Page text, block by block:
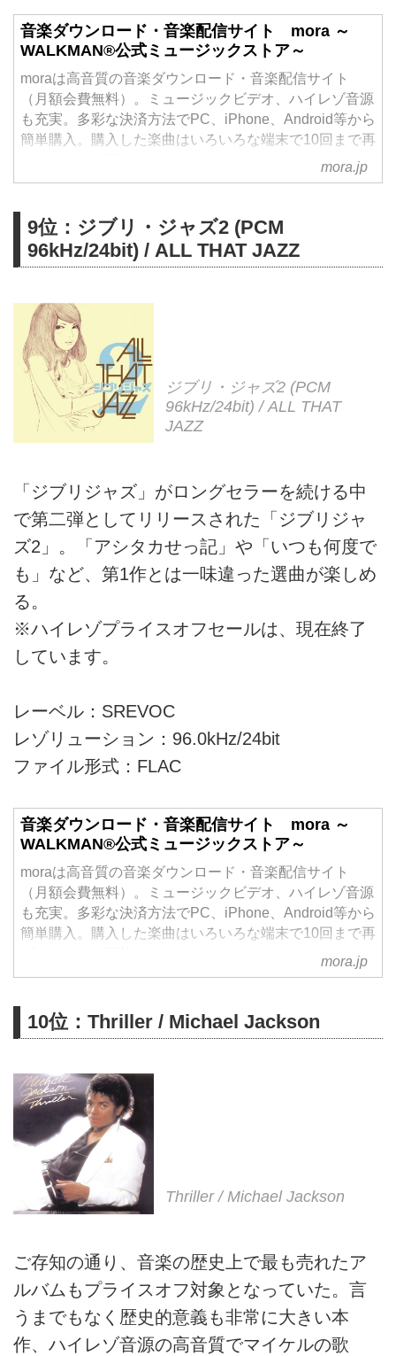
音楽ダウンロード・音楽配信サイト mora ～
WALKMAN®公式ミュージックストア～
moraは高音質の音楽ダウンロード・音楽配信サイト
（月額会費無料）。ミュージックビデオ、ハイレゾ音源
も充実。多彩な決済方法でPC、iPhone、Android等から
簡単購入。購入した楽曲はいろいろな端末で10回まで再
mora.jp
9位：ジブリ・ジャズ2 (PCM
96kHz/24bit) / ALL THAT JAZZ
ジブリ・ジャズ2 (PCM
96kHz/24bit) / ALL THAT
JAZZ
「ジブリジャズ」がロングセラーを続ける中
で第二弾としてリリースされた「ジブリジャ
ズ2」。「アシタカせっ記」や「いつも何度で
も」など、第1作とは一味違った選曲が楽しめ
る。
※ハイレゾプライスオフセールは、現在終了
しています。
レーベル：SREVOC
レゾリューション：96.0kHz/24bit
ファイル形式：FLAC
音楽ダウンロード・音楽配信サイト mora ～
WALKMAN®公式ミュージックストア～
moraは高音質の音楽ダウンロード・音楽配信サイト
（月額会費無料）。ミュージックビデオ、ハイレゾ音源
も充実。多彩な決済方法でPC、iPhone、Android等から
簡単購入。購入した楽曲はいろいろな端末で10回まで再
mora.jp
10位：Thriller / Michael Jackson
Thriller / Michael Jackson
ご存知の通り、音楽の歴史上で最も売れたア
ルバムもプライスオフ対象となっていた。言
うまでもなく歴史的意義も非常に大きい本
作、ハイレゾ音源の高音質でマイケルの歌